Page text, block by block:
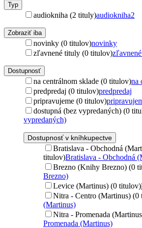
Typ
audiokniha (2 tituly)audiokniha2
Zobraziť iba
novinky (0 titulov)novinky
zľavnené tituly (0 titulov)
Dostupnosť
na centrálnom sklade (0 titulov)na
predpredaj (0 titulov)predpredaj
pripravujeme (0 titulov)
dostupná (bez vypredaných) (0
vypredaných)
Dostupnosť v kníhkupectve
Bratislava - Obchodná
titulov)Bratislava - Obchodná
Brezno (Knihy Brezno) (0
Brezno)
Levice (Martinus) (0 titulov)
Nitra - Centro (Martinus) (0
(Martinus)
Nitra - Promenada
Promenada (Martinus)